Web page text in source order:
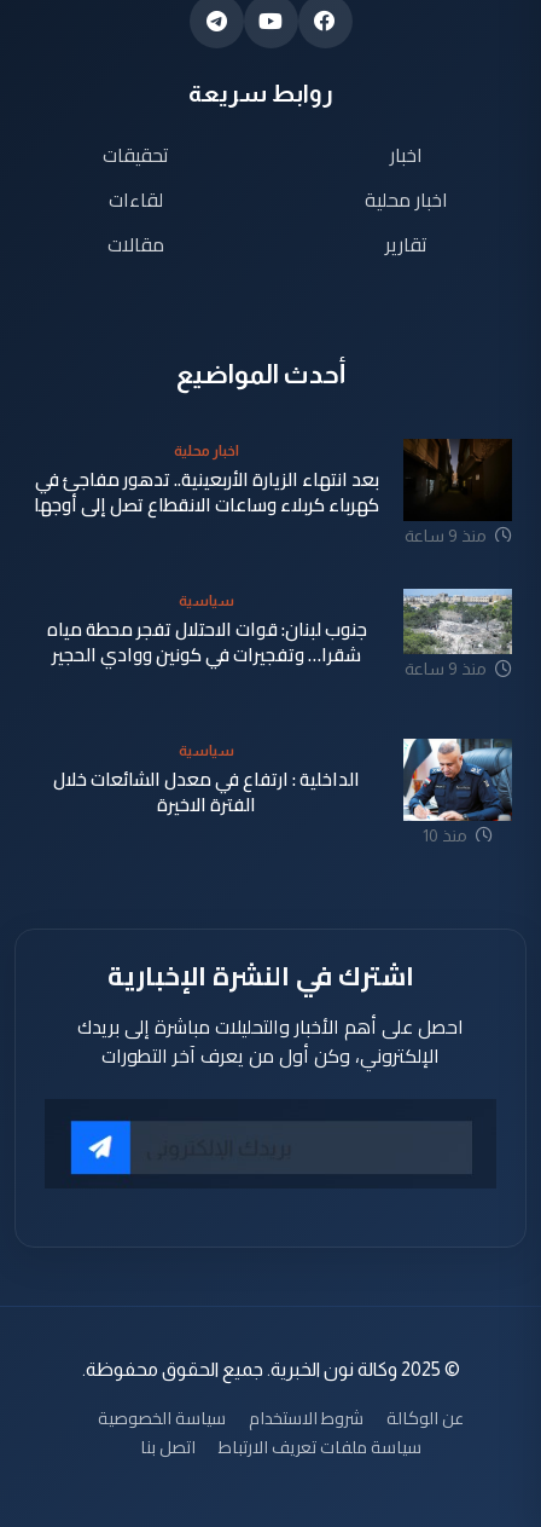
روابط سريعة
اخبار
اخبار محلية
تقارير
تحقيقات
لقاءات
مقالات
أحدث المواضيع
منذ 9 ساعة
اخبار محلية
بعد انتهاء الزيارة الأربعينية.. تدهور مفاجئ في
كهرباء كربلاء وساعات الانقطاع تصل إلى أوجها
منذ 9 ساعة
سياسية
جنوب لبنان: قوات الاحتلال تفجر محطة مياه
شقرا… وتفجيرات في كونين ووادي الحجير
منذ 10
سياسية
الداخلية : ارتفاع في معدل الشائعات خلال
الفترة الاخيرة
اشترك في النشرة الإخبارية
احصل على أهم الأخبار والتحليلات مباشرة إلى بريدك
الإلكتروني، وكن أول من يعرف آخر التطورات
© 2025 وكالة نون الخبرية. جميع الحقوق محفوظة.
عن الوكالة شروط الاستخدام
سياسة الخصوصية
سياسة ملفات تعريف الارتباط
اتصل بنا